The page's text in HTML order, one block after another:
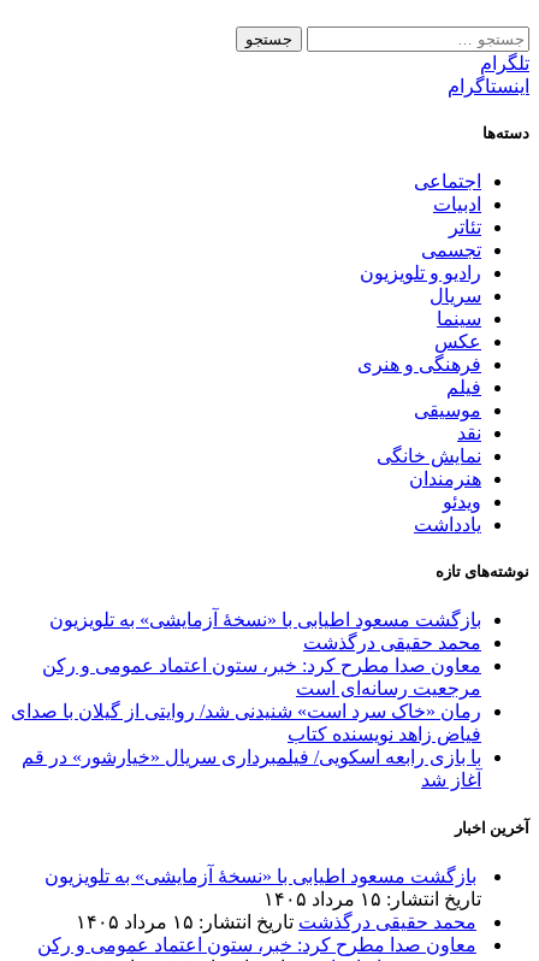
جستجو
برای:
تلگرام
اینستاگرام
دسته‌ها
اجتماعی
ادبیات
تئاتر
تجسمی
رادیو و تلویزیون
سریال
سینما
عکس
فرهنگی و هنری
فیلم
موسیقی
نقد
نمایش خانگی
هنرمندان
ویدئو
یادداشت
نوشته‌های تازه
بازگشت مسعود اطیابی با «نسخهٔ آزمایشی» به تلویزیون
محمد حقیقی درگذشت
معاون صدا مطرح کرد: خبر، ستون اعتماد عمومی و رکن
مرجعیت رسانه‌ای است
رمان «خاک سرد است» شنیدنی شد/ روایتی از گیلان با صدای
فیاض زاهد نویسنده کتاب
با بازی رابعه اسکویی/ فیلمبرداری سریال «خیارشور» در قم
آغاز شد
آخرین اخبار
بازگشت مسعود اطیابی با «نسخهٔ آزمایشی» به تلویزیون
تاریخ انتشار: ۱۵ مرداد ۱۴۰۵
محمد حقیقی درگذشت تاریخ انتشار: ۱۵ مرداد ۱۴۰۵
معاون صدا مطرح کرد: خبر، ستون اعتماد عمومی و رکن